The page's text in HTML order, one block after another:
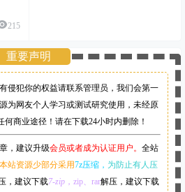
215
重要声明
侵犯你的权益请联系管理员， 我们会第一
为网友个人学习或测试研究使用，未经原
何商业途径！请在下载24小时内删除！
，建议升级会员或者成为认证用户。 全站
本站资源少部分采用7z压缩， 为防止有人压
，建议下载7-zip，zip、rar解压，建议下载